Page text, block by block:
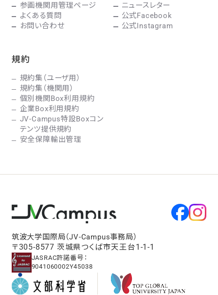
参画機関用管理ページ
よくある質問
お問い合わせ
ニュースレター
公式Facebook
公式Instagram
規約
規約集（ユーザ用）
規約集（機関用）
個別機関Box利用規約
企業Box利用規約
JV-Campus特設Boxコン
テンツ提供規約
安全保障輸出管理
筑波大学国際局（JV-Campus事務局）
〒305-8577 茨城県つくば市天王台1-1-1
JASRAC許諾番号：
9041060002Y45038